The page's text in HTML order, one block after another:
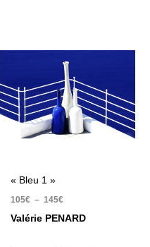
« Bleu 1 »
105€ – 145€
105€
à
145€
Valérie PENARD